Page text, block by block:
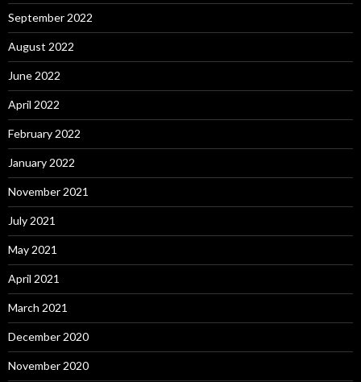
September 2022
August 2022
June 2022
April 2022
February 2022
January 2022
November 2021
July 2021
May 2021
April 2021
March 2021
December 2020
November 2020